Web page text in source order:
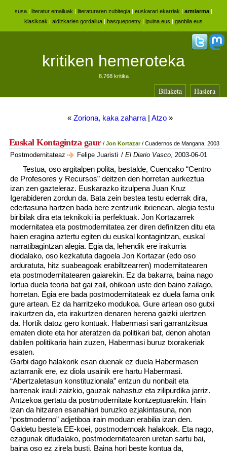
susa | literatur emailuak | literaturaren zubitegia | euskarari ekarriak | armiarma |
klasikoak | aldizkarien gordailua | basquepoetry | ipuina.eus | ganbila.eus
kritiken hemeroteka
8.768 kritika
Bilaketa Hasiera
« Zoriona, kaka zaharra| Atzo»
Euskal Kontagintza gaur/ Jon Kortazar/ Cuadernos de Mangana, 2003
Postmodernitateaz Felipe Juaristi / El Diario Vasco, 2003-06-01
Testua, oso argitalpen polita, bestalde, Cuencako “Centro
de Profesores y Recursos” deitzen den horretan aurkeztua
izan zen gazteleraz. Euskarazko itzulpena Juan Kruz
Igerabideren zordun da. Bata zein bestea testu ederrak dira,
edertasuna hartzen bada bere zentzurik itxienean, alegia testu
biribilak dira eta teknikoki ia perfektuak. Jon Kortazarrek
modernitatea eta postmodernitatea zer diren definitzen ditu eta
haien eragina aztertu egiten du euskal kontagintzan, euskal
narratibagintzan alegia. Egia da, lehendik ere irakurria
diodalako, oso kezkatuta dagoela Jon Kortazar (edo oso
arduratuta, hitz suabeagoak erabiltzearren) modernitatearen
eta postmodernitatearen gaiarekin. Ez da bakarra, baina nago
lortua duela teoria bat gai zail, ohikoan uste den baino zailago,
horretan. Egia ere bada postmodernitateak ez duela fama onik
gure artean. Ez da harritzeko modukoa. Gure artean oso gutxi
irakurtzen da, eta irakurtzen denaren herena gaizki ulertzen
da. Hortik datoz gero kontuak. Habermasi sari garrantzitsua
ematen diote eta hor ateratzen da politikari bat, denon ahotan
dabilen politikaria hain zuzen, Habermasi buruz txorakeriak
esaten.
Garbi dago halakorik esan duenak ez duela Habermasen
aztarranik ere, ez diola usainik ere hartu Habermasi.
“Abertzaletasun konstituzionala” entzun du nonbait eta
barrenak irauli zaizkio, gauzak nahastuz eta zilipurdika jarriz.
Antzekoa gertatu da postmodernitate kontzeptuarekin. Hain
izan da hitzaren esanahiari buruzko ezjakintasuna, non
“postmoderno” adjetiboa irain moduan erabilia izan den.
Galdetu bestela EE-koei, postmodernoak halakoak. Eta nago,
ezagunak ditudalako, postmodernitatearen uretan sartu bai,
baina oso ez zirela busti. Baina hori beste kontua da,